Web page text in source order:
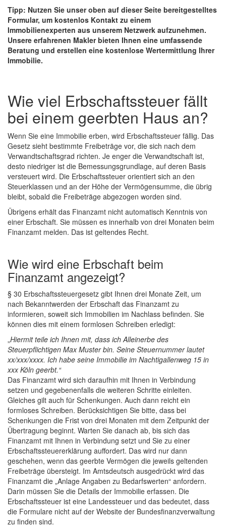
Tipp: Nutzen Sie unser oben auf dieser Seite bereitgestelltes
Formular, um kostenlos Kontakt zu einem
Immobilienexperten aus unserem Netzwerk aufzunehmen.
Unsere erfahrenen Makler bieten Ihnen eine umfassende
Beratung und erstellen eine kostenlose Wertermittlung Ihrer
Immobilie.
Wie viel Erbschaftssteuer fällt
bei einem geerbten Haus an?
Wenn Sie eine Immobilie erben, wird Erbschaftssteuer fällig. Das
Gesetz sieht bestimmte Freibeträge vor, die sich nach dem
Verwandtschaftsgrad richten. Je enger die Verwandtschaft ist,
desto niedriger ist die Bemessungsgrundlage, auf deren Basis
versteuert wird. Die Erbschaftssteuer orientiert sich an den
Steuerklassen und an der Höhe der Vermögensumme, die übrig
bleibt, sobald die Freibeträge abgezogen worden sind.
Übrigens erhält das Finanzamt nicht automatisch Kenntnis von
einer Erbschaft. Sie müssen es innerhalb von drei Monaten beim
Finanzamt melden. Das ist geltendes Recht.
Wie wird eine Erbschaft beim
Finanzamt angezeigt?
§ 30 Erbschaftssteuergesetz gibt Ihnen drei Monate Zeit, um
nach Bekanntwerden der Erbschaft das Finanzamt zu
informieren, soweit sich Immobilien im Nachlass befinden. Sie
können dies mit einem formlosen Schreiben erledigt:
„Hiermitteile ich Ihnen mit, dass ich Alleinerbe des
Steuerpflichtigen Max Muster bin. Seine Steuernummer lautet
xx/xxx/xxxx. Ich habe seine Immobilie im Nachtigallenweg 15 in
xxx Köln geerbt.“
Das Finanzamt wird sich daraufhin mit Ihnen in Verbindung
setzen und gegebenenfalls die weiteren Schritte einleiten.
Gleiches gilt auch für Schenkungen. Auch dann reicht ein
formloses Schreiben. Berücksichtigen Sie bitte, dass bei
Schenkungen die Frist von drei Monaten mit dem Zeitpunkt der
Übertragung beginnt. Warten Sie danach ab, bis sich das
Finanzamt mit Ihnen in Verbindung setzt und Sie zu einer
Erbschaftssteuererklärung auffordert. Das wird nur dann
geschehen, wenn das geerbte Vermögen die jeweils geltenden
Freibeträge übersteigt. Im Amtsdeutsch ausgedrückt wird das
Finanzamt die „Anlage Angaben zu Bedarfswerten“ anfordern.
Darin müssen Sie die Details der Immobilie erfassen. Die
Erbschaftssteuer ist eine Landessteuer und das bedeutet, dass
die Formulare nicht auf der Website der Bundesfinanzverwaltung
zu finden sind.